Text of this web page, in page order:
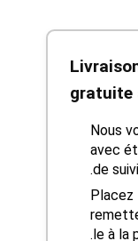
📦
gratuite
Nous
avec
de suivi.
Placez
le à la